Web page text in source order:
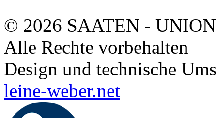
© 2026 SAATEN -
Alle Rechte vorbehalten
Design und technische
leine-weber.net